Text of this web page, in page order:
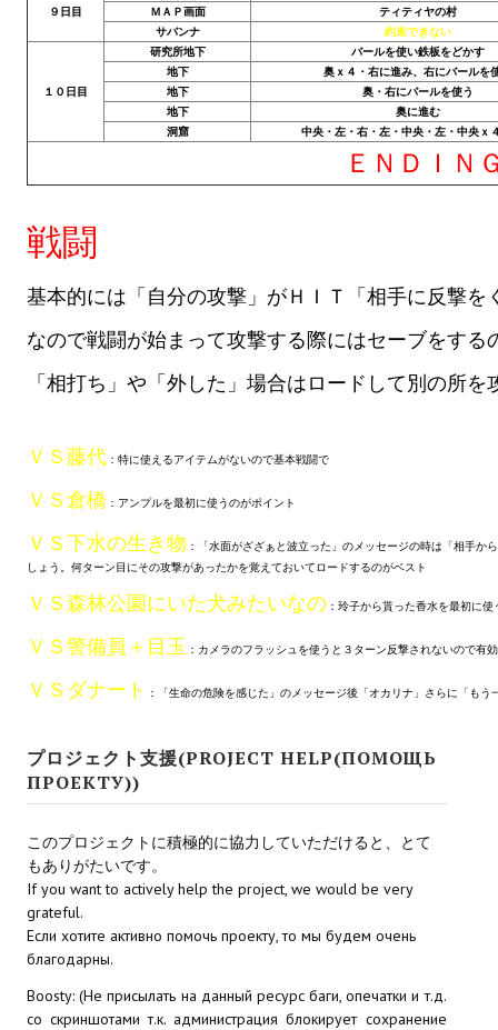
Ведьмак 2
Ведьмак 3
ЦИФРОВЫЕ КОМИКСЫ
USA comics
ЧС
WALKTHROUGH VN
PC 12-17
PC Otome VN
Vita VN
PSP VN
PS3 VN
PS2 VN
PC FX VN
ストラテジーが必要なVN一覧 (List of VNs for which walkthrough
HD REMASTERS (FAN EDITION) (HDリマスター（ファン・エディション）)
Doom 3 Remaster Fan Edition
X2 - The Threat Remaster Fan Edition
９日目
ＭＡＰ画面
ティティヤの村
サバンナ
約束できない
１０日目
研究所地下
バールを使い鉄板をどかす
地下
奥ｘ４・右に進み、右にバールを
地下
奥・右にバールを使う
地下
奥に進む
洞窟
中央・左・右・左・中央・左・中央ｘ
ＥＮＤＩＮ
戦闘
基本的には「自分の攻撃」がＨＩＴ「相手に反撃
なので戦闘が始まって攻撃する際にはセーブをする
「相打ち」や「外した」場合はロードして別の所を
ＶＳ藤代 ：特に使えるアイテムがないので基本戦闘で
ＶＳ倉橋 ：アンプルを最初に使うのがポイント
ＶＳ下水の生き物 ：「水面がざざぁと波立った」のメッセージの時は「相手
しょう。何ターン目にその攻撃があったかを覚えておいてロードするのがベスト
ＶＳ森林公園にいた犬みたいなの ：玲子から貰った香水を最初に使
ＶＳ警備員＋目玉 ：カメラのフラッシュを使うと３ターン反撃されないので有
ＶＳダナート ：「生命の危険を感じた」のメッセージ後「オカリナ」さらに「も
プロジェクト支援(PROJECT HELP(ПОМОЩЬ
ПРОЕКТУ))
このプロジェクトに積極的に協力していただけると、とて
もありがたいです。
If you want to actively help the project, we would be very
grateful.
Если хотите активно помочь проекту, то мы будем очень
благодарны.
Boosty: (Не присылать на данный ресурс баги, опечатки и т.д.
со скриншотами т.к. администрация блокирует сохранение